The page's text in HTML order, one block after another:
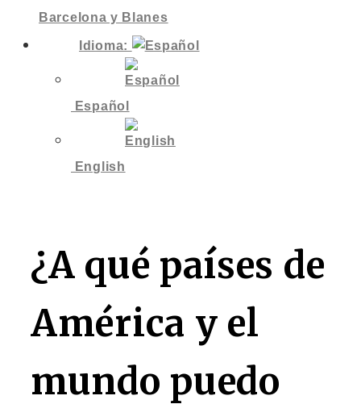
Barcelona y Blanes
Idioma:
Español
English
¿A qué países de
América y el
mundo puedo